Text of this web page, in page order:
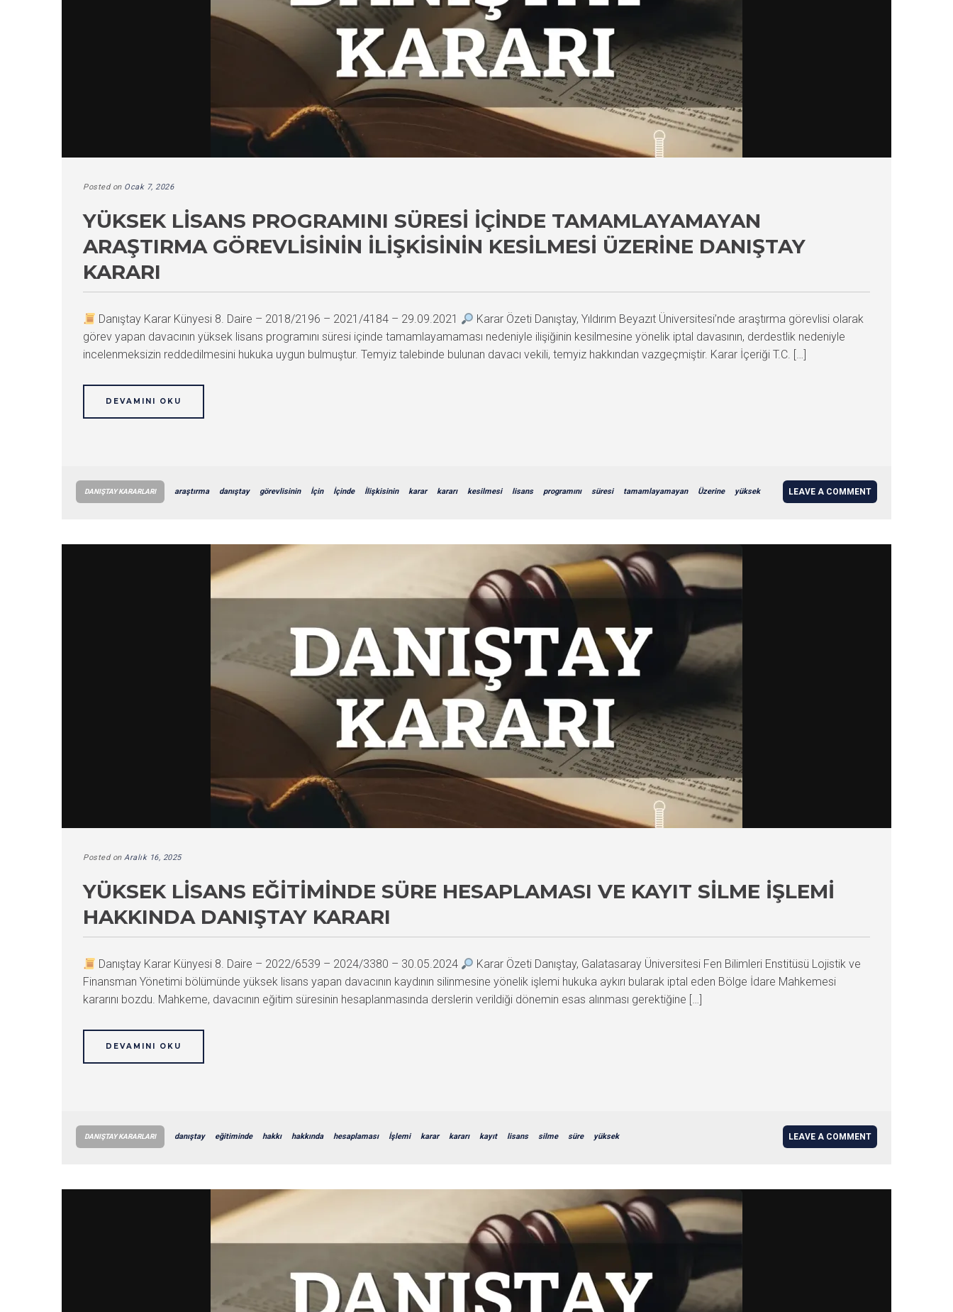
Posted on Ocak 7, 2026
YÜKSEK LISANS PROGRAMINI SÜRESI İÇINDE TAMAMLAYAMAYAN
ARAŞTIRMA GÖREVLISININ İLIŞKISININ KESILMESI ÜZERINE DANIŞTAY
KARARI
Danıştay Karar Künyesi 8. Daire – 2018/2196 – 2021/4184 – 29.09.2021
Karar Özeti Danıştay, Yıldırım Beyazıt Üniversitesi’nde araştırma görevlisi olarak
görev yapan davacının yüksek lisans programını süresi içinde tamamlayamaması nedeniyle ilişiğinin kesilmesine yönelik iptal davasının, derdestlik nedeniyle
incelenmeksizin reddedilmesini hukuka uygun bulmuştur. Temyiz talebinde bulunan davacı vekili, temyiz hakkından vazgeçmiştir. Karar İçeriği T.C. […]
DEVAMINI OKU
DANIŞTAY KARARLARI araştırma danıştay görevlisinin İçin İçinde İlişkisinin karar kararı kesilmesi lisans programını süresi tamamlayamayan Üzerine yüksek LEAVE A COMMENT
Posted on Aralık 16, 2025
YÜKSEK LISANS EĞITIMINDE SÜRE HESAPLAMASI VE KAYIT SILME İŞLEMI
HAKKINDA DANIŞTAY KARARI
Danıştay Karar Künyesi 8. Daire – 2022/6539 – 2024/3380 – 30.05.2024
Karar Özeti Danıştay, Galatasaray Üniversitesi Fen Bilimleri Enstitüsü Lojistik ve
Finansman Yönetimi bölümünde yüksek lisans yapan davacının kaydının silinmesine yönelik işlemi hukuka aykırı bularak iptal eden Bölge İdare Mahkemesi
kararını bozdu. Mahkeme, davacının eğitim süresinin hesaplanmasında derslerin verildiği dönemin esas alınması gerektiğine […]
DEVAMINI OKU
DANIŞTAY KARARLARI danıştay eğitiminde hakkı hakkında hesaplaması İşlemi karar kararı kayıt lisans silme süre yüksek LEAVE A COMMENT